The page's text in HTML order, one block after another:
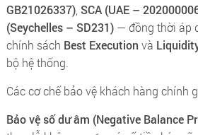
GB21026337), SCA (UAE –
(Seychelles – SD231)— đồng thời áp
chính sách Best Execution và
bộ hệ thống.
Các cơ chế bảo vệ khách hàng chính
Bảo vệ số dư âm (Negative Balance